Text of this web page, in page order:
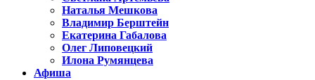
Наталья Мешкова
Владимир Берштейн
Екатерина Габалова
Олег Липовецкий
Илона Румянцева
Афиша